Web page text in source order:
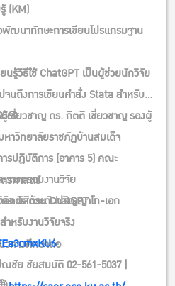
(KM)
พัฒนาทักษะการเขียนโปรแกรมฐาน
นรู้วิธีใช้ ChatGPT เป็นผู้ช่วยนักวิจัย
นถึงการเขียนคำสั่ง Stata สำหรับ
ผู้เชี่ยวชาญ ดร. กิตติ เชี่ยวชาญ รองผู้
าวิทยาลัยราชภัฏบ้านสมเด็จ
รปฏิบัติการ (อาคาร 5) คณะ
รศาสตร์
วางกรอบงานวิจัย
ด้วย ChatGPT
รับงานวิจัยจริง
ทางศึกษาต่อ
ย นิสิตระดับปริญญาโท-เอก
ชัย ชัยสมบัติ 02-561-5037 |